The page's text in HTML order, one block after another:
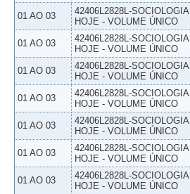
01 AO 03
42406L2828L-SOCIOLOGIA
HOJE - VOLUME ÚNICO
01 AO 03
42406L2828L-SOCIOLOGIA
HOJE - VOLUME ÚNICO
01 AO 03
42406L2828L-SOCIOLOGIA
HOJE - VOLUME ÚNICO
01 AO 03
42406L2828L-SOCIOLOGIA
HOJE - VOLUME ÚNICO
01 AO 03
42406L2828L-SOCIOLOGIA
HOJE - VOLUME ÚNICO
01 AO 03
42406L2828L-SOCIOLOGIA
HOJE - VOLUME ÚNICO
01 AO 03
42406L2828L-SOCIOLOGIA
HOJE - VOLUME ÚNICO